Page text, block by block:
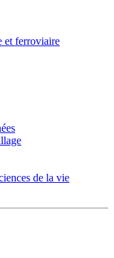
et ferroviaire
de la vie